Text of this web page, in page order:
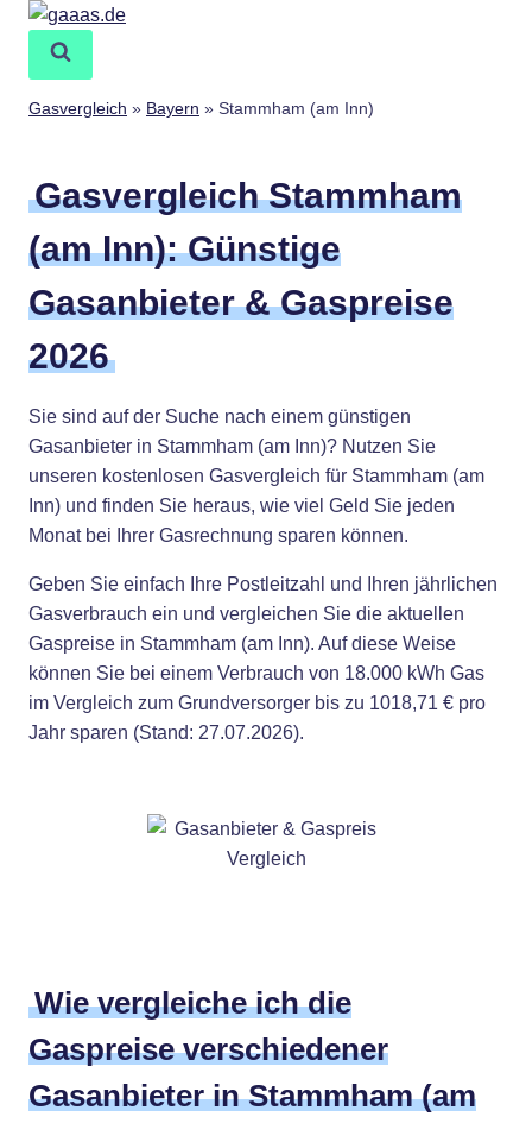
Zum
springen
Gasvergleich » Bayern » Stammham (am Inn)
Gasvergleich Stammham
(am Inn): Günstige
Gasanbieter & Gaspreise
2026
Sie sind auf der Suche nach einem günstigen
Gasanbieter in Stammham (am Inn)? Nutzen Sie
unseren kostenlosen Gasvergleich für Stammham (am
Inn) und finden Sie heraus, wie viel Geld Sie jeden
Monat bei Ihrer Gasrechnung sparen können.
Geben Sie einfach Ihre Postleitzahl und Ihren jährlichen
Gasverbrauch ein und vergleichen Sie die aktuellen
Gaspreise in Stammham (am Inn). Auf diese Weise
können Sie bei einem Verbrauch von 18.000 kWh Gas
im Vergleich zum Grundversorger bis zu 1018,71 € pro
Jahr sparen (Stand: 27.07.2026).
Wie vergleiche ich die
Gaspreise verschiedener
Gasanbieter in Stammham (am